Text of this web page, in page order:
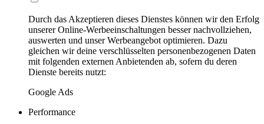
Durch das Akzeptieren dieses Dienstes können wir den Erfolg
unserer Online-Werbeeinschaltungen besser nachvollziehen,
auswerten und unser Werbeangebot optimieren. Dazu
gleichen wir deine verschlüsselten personenbezogenen Daten
mit folgenden externen Anbietenden ab, sofern du deren
Dienste bereits nutzt:
Google Ads
Performance